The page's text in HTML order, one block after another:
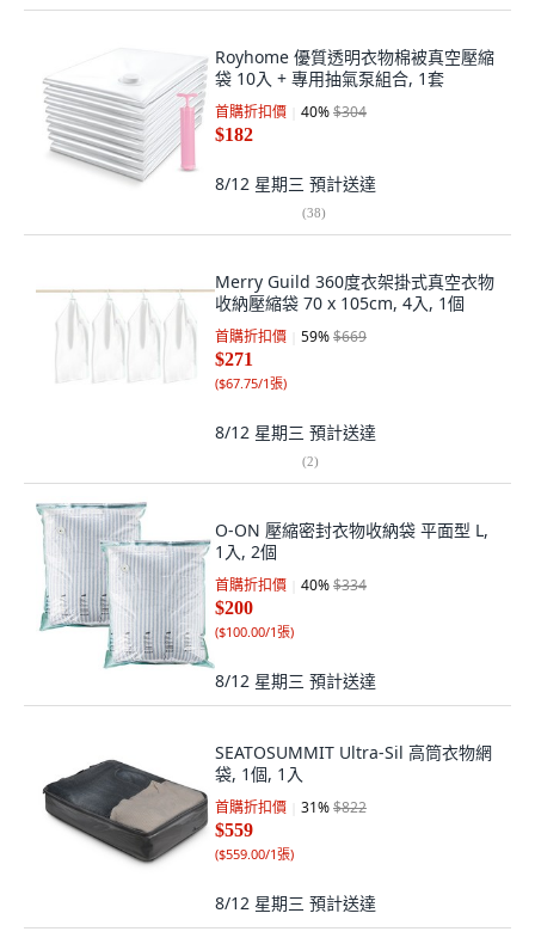
Royhome 優質透明衣物棉被真空壓縮
袋 10入 + 專用抽氣泵組合, 1套
首購折扣價 40%$304
$182
8/12 星期三 預計送達
(38)
Merry Guild 360度衣架掛式真空衣物
收納壓縮袋 70 x 105cm, 4入, 1個
首購折扣價 59%$669
$271
($67.75/1張)
8/12 星期三 預計送達
(2)
O-ON 壓縮密封衣物收納袋 平面型 L,
1入, 2個
首購折扣價 40%$334
$200
($100.00/1張)
8/12 星期三 預計送達
SEATOSUMMIT Ultra-Sil 高筒衣物網
袋, 1個, 1入
首購折扣價 31%$822
$559
($559.00/1張)
8/12 星期三 預計送達